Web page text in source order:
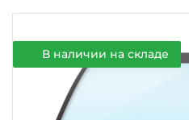
В наличии на складе